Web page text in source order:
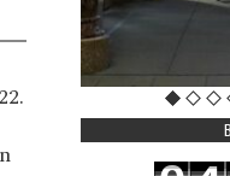
JUNE 30, 2026
Sagovornici
da, dok
u Crnoj Gori
funkcionišu kao